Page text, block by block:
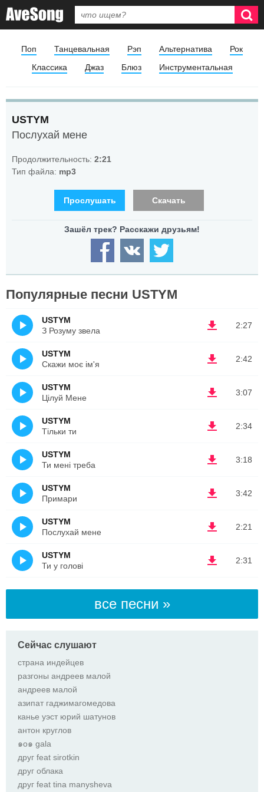
Поп Танцевальная Рэп Альтернатива
Рок
Классика
Джаз Блюз Инструментальная
USTYM
Послухай мене
Продолжительность: 2:21
Тип файла: mp3
Прослушать Скачать
Популярные песни USTYM
2:27
USTYM
З Розуму звела
2:42
USTYM
Скажи моє ім'я
3:07
USTYM
Цілуй Мене
2:34
USTYM
Тільки ти
3:18
USTYM
Ти мені треба
3:42
USTYM
Примари
2:21
USTYM
Послухай мене
2:31
USTYM
Ти у голові
все песни »
Сейчас слушают
страна индейцев
разгоны андреев малой
андреев малой
азипат гаджимагомедова
канье уэст юрий шатунов
антон круглов
๑о๑ gala
друг feat sirotkin
друг облака
друг feat tina manysheva